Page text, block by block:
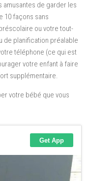
de garder les
10 façons sans
ou votre tout-
de planification préalable
téléphone (ce qui est
votre enfant à faire
supplémentaire.
votre bébé que vous